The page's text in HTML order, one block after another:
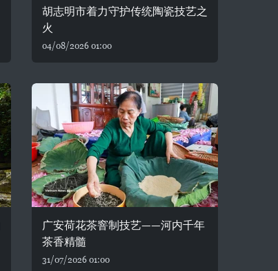
胡志明市着力守护传统陶瓷技艺之
火
04/08/2026 01:00
广安荷花茶窨制技艺——河内千年
茶香精髓
31/07/2026 01:00